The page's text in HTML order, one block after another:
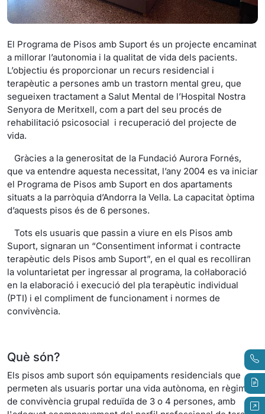
El Programa de Pisos amb Suport és un projecte encaminat
a millorar l’autonomia i la qualitat de vida dels pacients.
L’objectiu és proporcionar un recurs residencial i
terapèutic a persones amb un trastorn mental greu, que
segueixen tractament a Salut Mental de l’Hospital Nostra
Senyora de Meritxell, com a part del seu procés de
rehabilitació psicosocial i recuperació del projecte de
vida.
Gràcies a la generositat de la Fundació Aurora Fornés,
que va entendre aquesta necessitat, l’any 2004 es va iniciar
el Programa de Pisos amb Suport en dos apartaments
situats a la parròquia d’Andorra la Vella. La capacitat òptima
d’aquests pisos és de 6 persones.
Tots els usuaris que passin a viure en els Pisos amb
Suport, signaran un “Consentiment informat i contracte
terapèutic dels Pisos amb Suport”, en el qual es recolliran
la voluntarietat per ingressar al programa, la col·laboració
en la elaboració i execució del pla terapèutic individual
(PTI) i el compliment de funcionament i normes de
convivència.
Què són?
Els pisos amb suport són equipaments residencials que
permeten als usuaris portar una vida autònoma, en règim
de convivència grupal reduïda de 3 o 4 persones, amb